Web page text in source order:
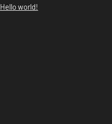
Hello world!